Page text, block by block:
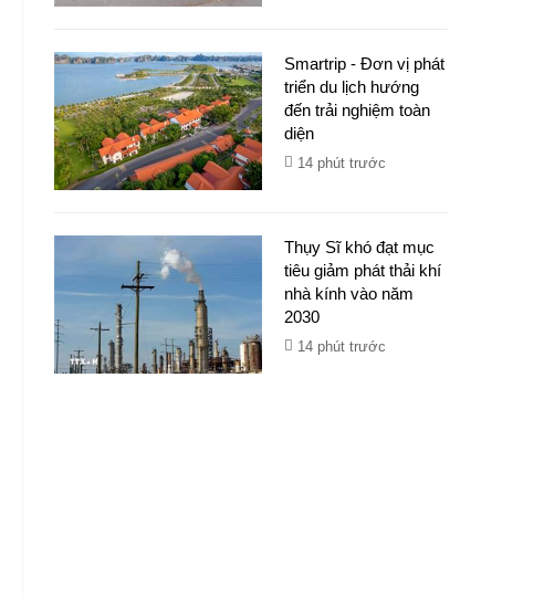
Smartrip - Đơn vị phát
triển du lịch hướng
đến trải nghiệm toàn
diện
14 phút trước
Thụy Sĩ khó đạt mục
tiêu giảm phát thải khí
nhà kính vào năm
2030
14 phút trước